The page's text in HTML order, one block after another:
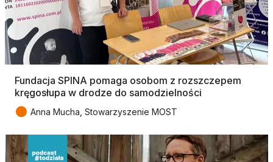
Fundacja SPINA pomaga osobom z rozszczepem
kręgosłupa w drodze do samodzielności
● Anna Mucha, Stowarzyszenie MOST